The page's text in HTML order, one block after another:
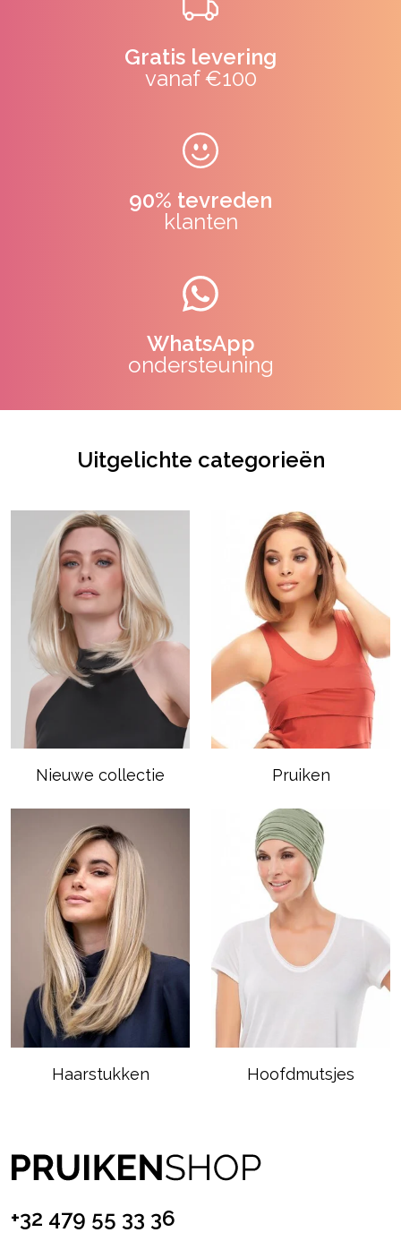
Gratis levering
vanaf €100
90% tevreden
klanten
WhatsApp
ondersteuning
Uitgelichte categorieën
Nieuwe collectie Pruiken
Haarstukken Hoofdmutsjes
+32 479 55 33 36